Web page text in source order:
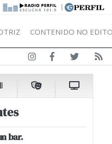
|
CONTENIDO NO
bar.